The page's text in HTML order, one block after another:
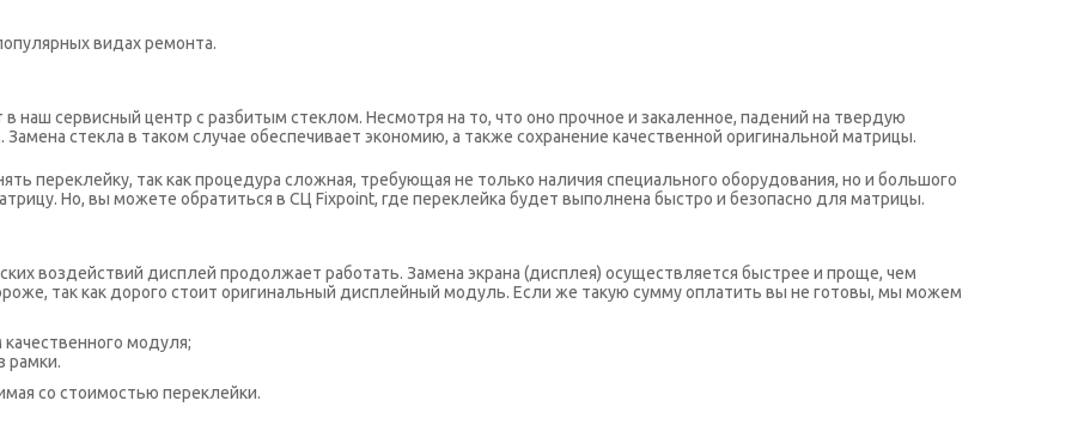
видах ремонта.
наш сервисный центр с разбитым стеклом. Несмотря на то, что оно прочное и закаленное, падений на твердую
стекла в таком случае обеспечивает экономию, а также сохранение качественной оригинальной матрицы.
переклейку, так как процедура сложная, требующая не только наличия специального оборудования, но и большого
Но, вы можете обратиться в СЦ Fixpoint, где переклейка будет выполнена быстро и безопасно для матрицы.
воздействий дисплей продолжает работать. Замена экрана (дисплея) осуществляется быстрее и проще, чем
так как дорого стоит оригинальный дисплейный модуль. Если же такую сумму оплатить вы не готовы, мы можем
модуля;
рамки.
со стоимостью переклейки.